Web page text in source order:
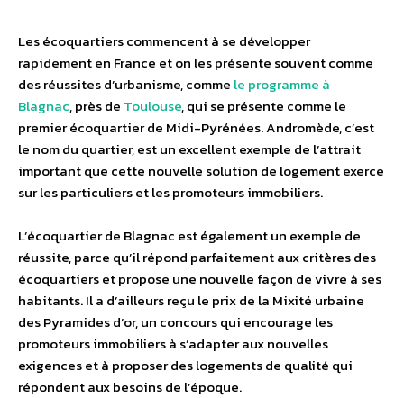
Les écoquartiers commencent à se développer
rapidement en France et on les présente souvent comme
des réussites d’urbanisme, comme le programme à
Blagnac, près de Toulouse, qui se présente comme le
premier écoquartier de Midi-Pyrénées. Andromède, c’est
le nom du quartier, est un excellent exemple de l’attrait
important que cette nouvelle solution de logement exerce
sur les particuliers et les promoteurs immobiliers.
L’écoquartier de Blagnac est également un exemple de
réussite, parce qu’il répond parfaitement aux critères des
écoquartiers et propose une nouvelle façon de vivre à ses
habitants. Il a d’ailleurs reçu le prix de la Mixité urbaine
des Pyramides d’or, un concours qui encourage les
promoteurs immobiliers à s’adapter aux nouvelles
exigences et à proposer des logements de qualité qui
répondent aux besoins de l’époque.